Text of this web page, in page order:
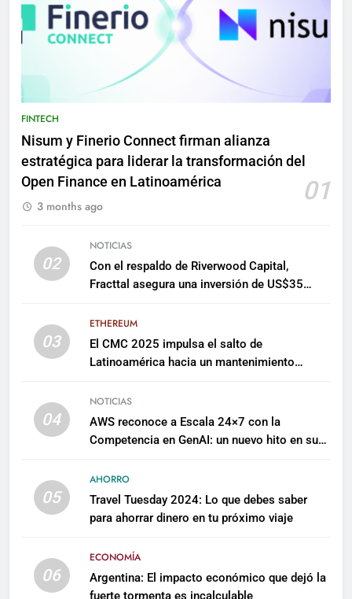
FINTECH
Nisum y Finerio Connect firman alianza
estratégica para liderar la transformación del
Open Finance en Latinoamérica
01
3 months ago
02
NOTICIAS
Con el respaldo de Riverwood Capital,
Fracttal asegura una inversión de US$35
03
ETHEREUM
El CMC 2025 impulsa el salto de
Latinoamérica hacia un mantenimiento
04
NOTICIAS
AWS reconoce a Escala 24×7 con la
Competencia en GenAI: un nuevo hito en su
05
AHORRO
Travel Tuesday 2024: Lo que debes saber
para ahorrar dinero en tu próximo viaje
06
ECONOMÍA
Argentina: El impacto económico que dejó la
fuerte tormenta es incalculable